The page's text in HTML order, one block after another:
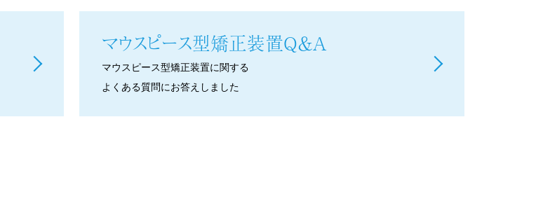
マウスピース型矯正装置Q＆A
マウスピース型矯正装置に関する
よくある質問にお答えしました